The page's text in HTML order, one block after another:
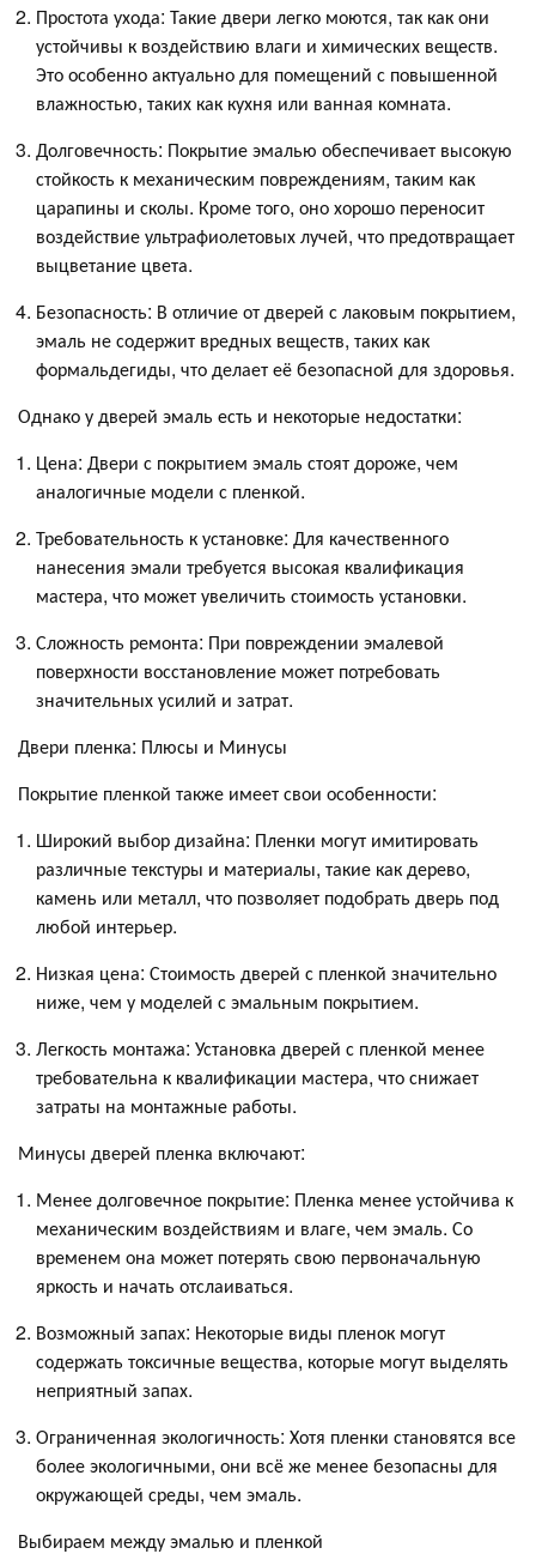
Простота ухода: Такие двери легко моются, так как они
устойчивы к воздействию влаги и химических веществ.
Это особенно актуально для помещений с повышенной
влажностью, таких как кухня или ванная комната.
Долговечность: Покрытие эмалью обеспечивает высокую
стойкость к механическим повреждениям, таким как
царапины и сколы. Кроме того, оно хорошо переносит
воздействие ультрафиолетовых лучей, что предотвращает
выцветание цвета.
Безопасность: В отличие от дверей с лаковым покрытием,
эмаль не содержит вредных веществ, таких как
формальдегиды, что делает её безопасной для здоровья.
Однако у дверей эмаль есть и некоторые недостатки:
Цена: Двери с покрытием эмаль стоят дороже, чем
аналогичные модели с пленкой.
Требовательность к установке: Для качественного
нанесения эмали требуется высокая квалификация
мастера, что может увеличить стоимость установки.
Сложность ремонта: При повреждении эмалевой
поверхности восстановление может потребовать
значительных усилий и затрат.
Двери пленка: Плюсы и Минусы
Покрытие пленкой также имеет свои особенности:
Широкий выбор дизайна: Пленки могут имитировать
различные текстуры и материалы, такие как дерево,
камень или металл, что позволяет подобрать дверь под
любой интерьер.
Низкая цена: Стоимость дверей с пленкой значительно
ниже, чем у моделей с эмальным покрытием.
Легкость монтажа: Установка дверей с пленкой менее
требовательна к квалификации мастера, что снижает
затраты на монтажные работы.
Минусы дверей пленка включают:
Менее долговечное покрытие: Пленка менее устойчива к
механическим воздействиям и влаге, чем эмаль. Со
временем она может потерять свою первоначальную
яркость и начать отслаиваться.
Возможный запах: Некоторые виды пленок могут
содержать токсичные вещества, которые могут выделять
неприятный запах.
Ограниченная экологичность: Хотя пленки становятся все
более экологичными, они всё же менее безопасны для
окружающей среды, чем эмаль.
Выбираем между эмалью и пленкой